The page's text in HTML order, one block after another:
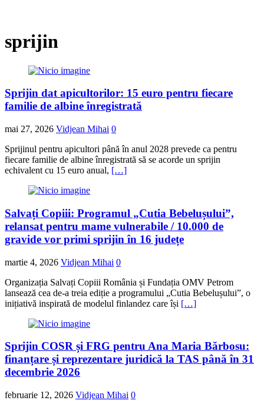
sprijin
Sprijin dat apicultorilor: 15 euro pentru fiecare
familie de albine înregistrată
mai 27, 2026 Vidjean Mihai 0
Sprijinul pentru apicultori până în anul 2028 prevede ca pentru
fiecare familie de albine înregistrată să se acorde un sprijin
echivalent cu 15 euro anual, […]
Salvați Copiii: Programul „Cutia Bebelușului”,
relansat pentru mame vulnerabile / 10.000 de
gravide vor primi sprijin în 16 județe
martie 4, 2026 Vidjean Mihai 0
Organizația Salvați Copiii România și Fundația OMV Petrom
lansează cea de-a treia ediție a programului „Cutia Bebelușului”, o
inițiativă inspirată de modelul finlandez care își […]
Sprijin COSR și FRG pentru Ana Maria Bărbosu:
finanțare și reprezentare juridică la TAS până în 31
decembrie 2026
februarie 12, 2026 Vidjean Mihai 0